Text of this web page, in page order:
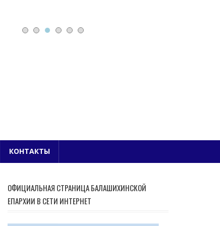
КОНТАКТЫ
ОФИЦИАЛЬНАЯ СТРАНИЦА БАЛАШИХИНСКОЙ
ЕПАРХИИ В СЕТИ ИНТЕРНЕТ